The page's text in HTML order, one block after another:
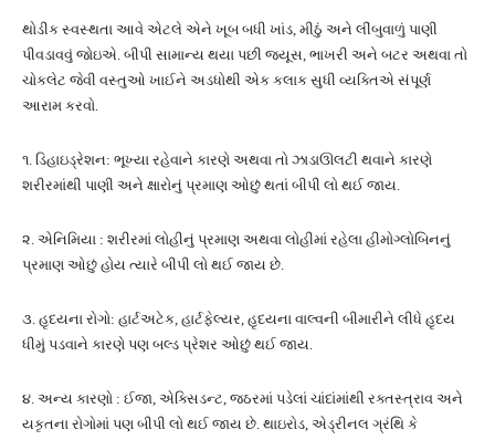
થોડીક સ્વસ્થતા આવે એટલે એને ખૂબ બધી ખાંડ, મીઠું અને લીંબુવાળું પાણી
પીવડાવવું જોઇએ. બીપી સામાન્ય થયા પછી જ્યૂસ, ભાખરી અને બટર અથવા તો
ચોકલેટ જેવી વસ્તુઓ ખાઈને અડધોથી એક કલાક સુધી વ્યક્તિએ સંપૂર્ણ
આરામ કરવો.
૧. ડિહાઇડ્રેશન: ભૂખ્યા રહેવાને કારણે અથવા તો ઝાડાઊલટી થવાને કારણે
શરીરમાંથી પાણી અને ક્ષારોનું પ્રમાણ ઓછું થતાં બીપી લો થઈ જાય.
૨. એનિમિયા : શરીરમાં લોહીનું પ્રમાણ અથવા લોહીમાં રહેલા હીમોગ્લોબિનનું
પ્રમાણ ઓછું હોય ત્યારે બીપી લો થઈ જાય છે.
૩. હૃદયના રોગો: હાર્ટઅટેક, હાર્ટફેલ્યર, હૃદયના વાલ્વની બીમારીને લીધે હૃદય
ધીમું પડવાને કારણે પણ બલ્ડ પ્રેશર ઓછું થઈ જાય.
૪. અન્ય કારણો : ઈજા, એક્સિડન્ટ, જઠરમાં પડેલાં ચાંદાંમાંથી રક્તસ્ત્રાવ અને
યકૃતના રોગોમાં પણ બીપી લો થઈ જાય છે. થાઇરોડ, એડ્રીનલ ગ્રંથિ કે